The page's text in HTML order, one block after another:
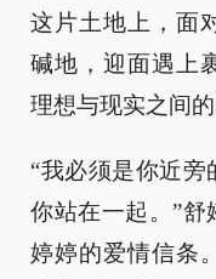
这片土地上，面
碱地，迎面遇上
理想与现实之间的
“我必须是你近
你站在一起。”舒
婷婷的爱情信条